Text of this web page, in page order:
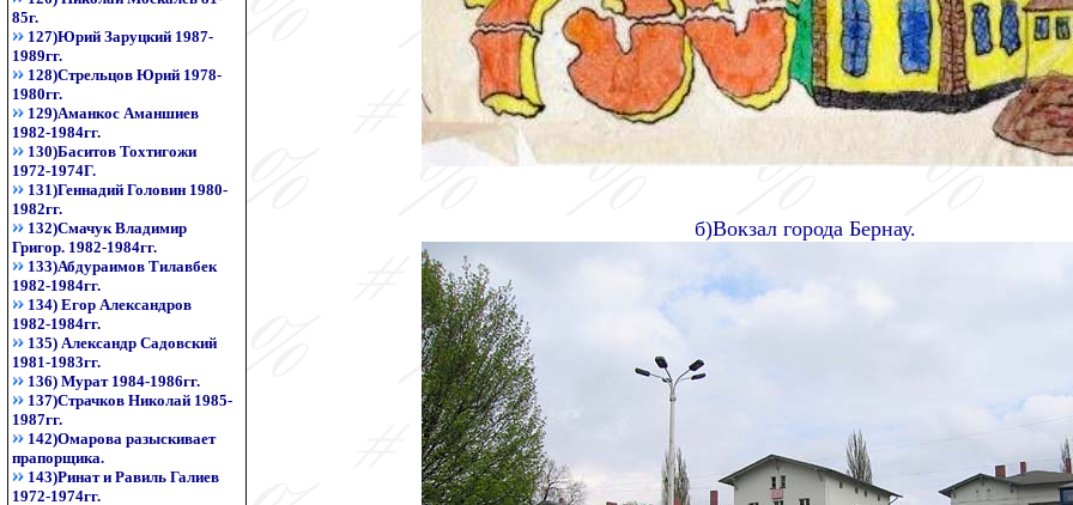
85г.
127)Юрий Заруцкий 1987-
1989гг.
128)Стрельцов Юрий 1978-
1980гг.
129)Аманкос Аманшиев
1982-1984гг.
130)Баситов Тохтигожи
1972-1974Г.
131)Геннадий Головин 1980-
1982гг.
132)Смачук Владимир
Григор. 1982-1984гг.
133)Абдураимов Тилавбек
1982-1984гг.
134) Егор Александров
1982-1984гг.
135) Александр Садовский
1981-1983гг.
136) Мурат 1984-1986гг.
137)Страчков Николай 1985-
1987гг.
142)Омарова разыскивает
прапорщика.
143)Ринат и Равиль Галиев
1972-1974гг.
б)Вокзал города Бернау.